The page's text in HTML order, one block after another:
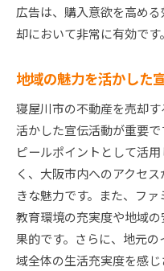
広告は、購入意欲を高め
却において非常に有効です。
地域の魅力を活かした
寝屋川市の不動産を売却
活かした宣伝活動が重要
ピールポイントとして活
く、大阪市内へのアクセ
きな魅力です。また、ファ
教育環境の充実度や地域
果的です。さらに、地元
域全体の生活充実度を感